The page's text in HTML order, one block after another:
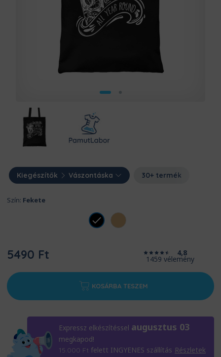
Kiegészítők Vászontáska 30+ termék
Szín: Fekete
5490 Ft 4,8
1459 vélemény
KOSÁRBA TESZEM
Expressz elkészítéssel augusztus 03
megkapod!
15.000 Ft felett INGYENES szállítás Részletek